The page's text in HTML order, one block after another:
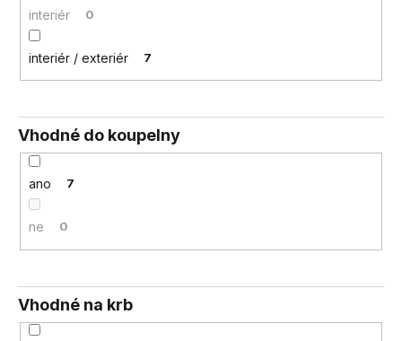
interiér 0
interiér / exteriér 7
Vhodné do koupelny
ano 7
ne 0
Vhodné na krb